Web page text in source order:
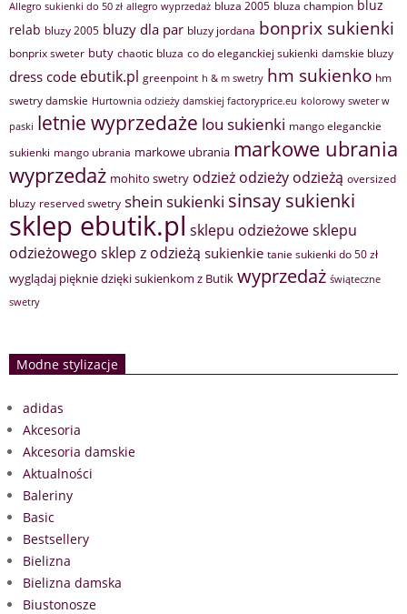
Allegro sukienki do 50 zł allegro wyprzedaż bluza 2005 bluza champion bluz
relab bluzy 2005 bluzy dla par bluzy jordana bonprix sukienki
bonprix sweter buty chaotic bluza co do eleganckiej sukienki damskie bluzy
dress code ebutik.pl greenpoint h & m swetry hm sukienko hm
swetry damskie Hurtownia odzieży damskiej factoryprice.eu kolorowy sweter w
paski letnie wyprzedaże lou sukienki mango eleganckie
sukienki mango ubrania markowe ubrania markowe ubrania
wyprzedaż mohito swetry odzież odzieży odzieżą oversized
bluzy reserved swetry shein sukienki sinsay sukienki
sklep ebutik.pl sklepu odzieżowesklepu
odzieżowego sklep z odzieżą sukienkie tanie sukienki do 50 zł
wyglądaj pięknie dzięki sukienkom z Butik wyprzedaż świąteczne
swetry
Modne stylizacje
adidas
Akcesoria
Akcesoria damskie
Aktualności
Baleriny
Basic
Bestsellery
Bielizna
Bielizna damska
Biustonosze